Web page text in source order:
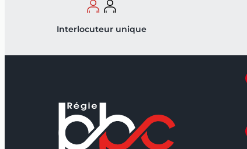
Interlocuteur unique